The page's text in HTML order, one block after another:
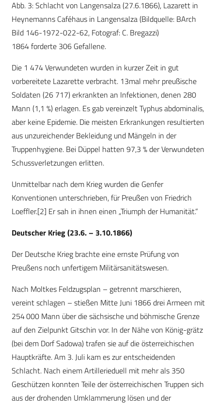
Abb. 3: Schlacht von Langensalza (27.6.1866), Lazarett in
Heynemanns Caféhaus in Langensalza (Bildquelle: BArch
Bild 146-1972-022-62, Fotograf: C. Bregazzi)
1864 forderte 306 Gefallene.
Die 1 474 Verwundeten wurden in kurzer Zeit in gut
vorbereitete Lazarette verbracht. 13mal mehr preußische
Soldaten (26 717) erkrankten an Infektionen, denen 280
Mann (1,1 %) erlagen. Es gab vereinzelt Typhus abdominalis,
aber keine Epidemie. Die meisten Erkrankungen resultierten
aus unzureichender Bekleidung und Mängeln in der
Truppenhygiene. Bei Düppel hatten 97,3 % der Verwundeten
Schussverletzungen erlitten.
Unmittelbar nach dem Krieg wurden die Genfer
Konventionen unterschrieben, für Preußen von Friedrich
Loeffler.[2] Er sah in ihnen einen „Triumph der Humanität.“
Deutscher Krieg (23.6. – 3.10.1866)
Der Deutsche Krieg brachte eine ernste Prüfung von
Preußens noch unfertigem Militärsanitätswesen.
Nach Moltkes Feldzugsplan – getrennt marschieren,
vereint schlagen – stießen Mitte Juni 1866 drei Armeen mit
254 000 Mann über die sächsische und böhmische Grenze
auf den Zielpunkt Gitschin vor. In der Nähe von König-grätz
(bei dem Dorf Sadowa) trafen sie auf die österreichischen
Hauptkräfte. Am 3. Juli kam es zur entscheidenden
Schlacht. Nach einem Artillerieduell mit mehr als 350
Geschützen konnten Teile der österreichischen Truppen sich
aus der drohenden Umklammerung lösen und der